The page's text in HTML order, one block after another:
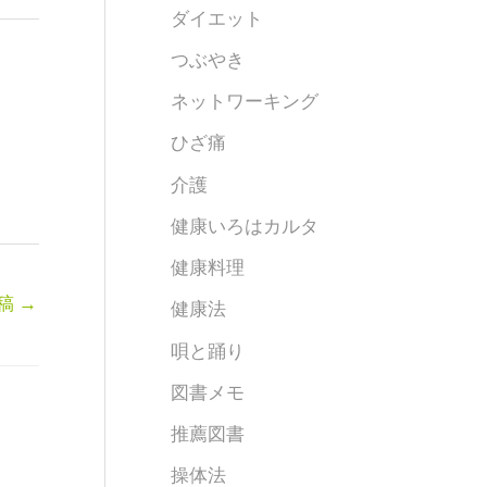
→
ダイエット
つぶやき
ネットワーキング
ひざ痛
介護
健康いろはカルタ
健康料理
健康法
唄と踊り
図書メモ
推薦図書
操体法